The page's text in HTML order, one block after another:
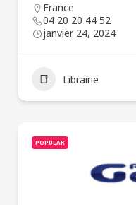
France
04 20 20 44 52
janvier 24, 2024
Librairie
POPULAR